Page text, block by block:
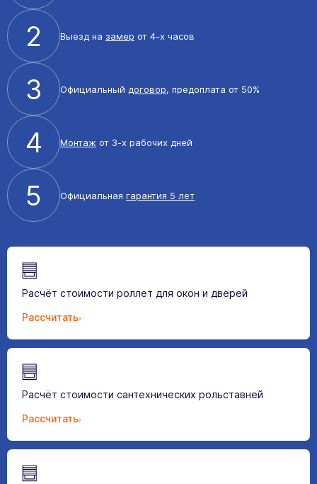
2 Выезд на замер от 4-х часов
3 Официальный договор, предоплата от 50%
4 Монтаж от 3-х рабочих дней
5 Официальная гарантия 5 лет
Расчёт стоимости роллет для окон и дверей
Рассчитать
Расчёт стоимости сантехнических рольставней
Рассчитать